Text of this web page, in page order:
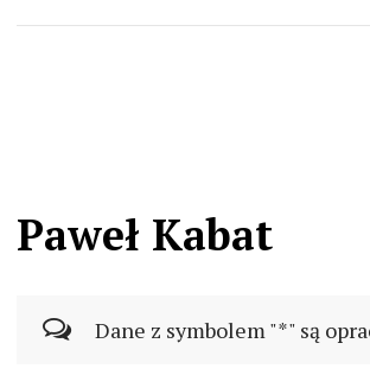
Paweł Kabat
Dane z symbolem "*" są